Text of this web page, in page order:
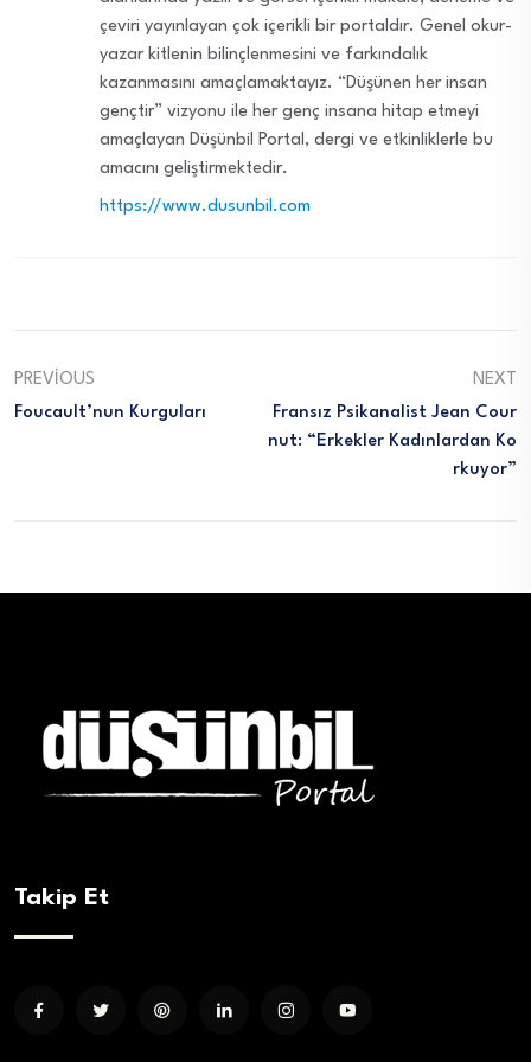
çeviri yayınlayan çok içerikli bir portaldır. Genel okur-
yazar kitlenin bilinçlenmesini ve farkındalık
kazanmasını amaçlamaktayız. “Düşünen her insan
gençtir” vizyonu ile her genç insana hitap etmeyi
amaçlayan Düşünbil Portal, dergi ve etkinliklerle bu
amacını geliştirmektedir.
https://www.dusunbil.com
PREVIOUS
Foucault’nun Kurguları
NEXT
Fransız Psikanalist Jean Cour
Nut: “Erkekler Kadınlardan Ko
Rkuyor”
Takip Et